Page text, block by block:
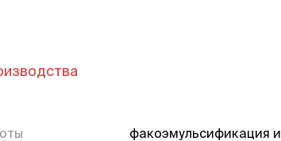
факоэмульсификация и